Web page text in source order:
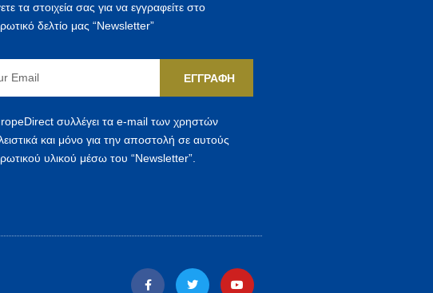
γ
τα στοιχεία σας για να εγγραφείτε στο
δελτίο μας “Newsletter”
ΕΓΓΡΑΦΉ
συλλέγει τα e-mail των χρηστών
και μόνο για την αποστολή σε αυτούς
υλικού μέσω του “Newsletter”.
F
a
T
w
Y
o